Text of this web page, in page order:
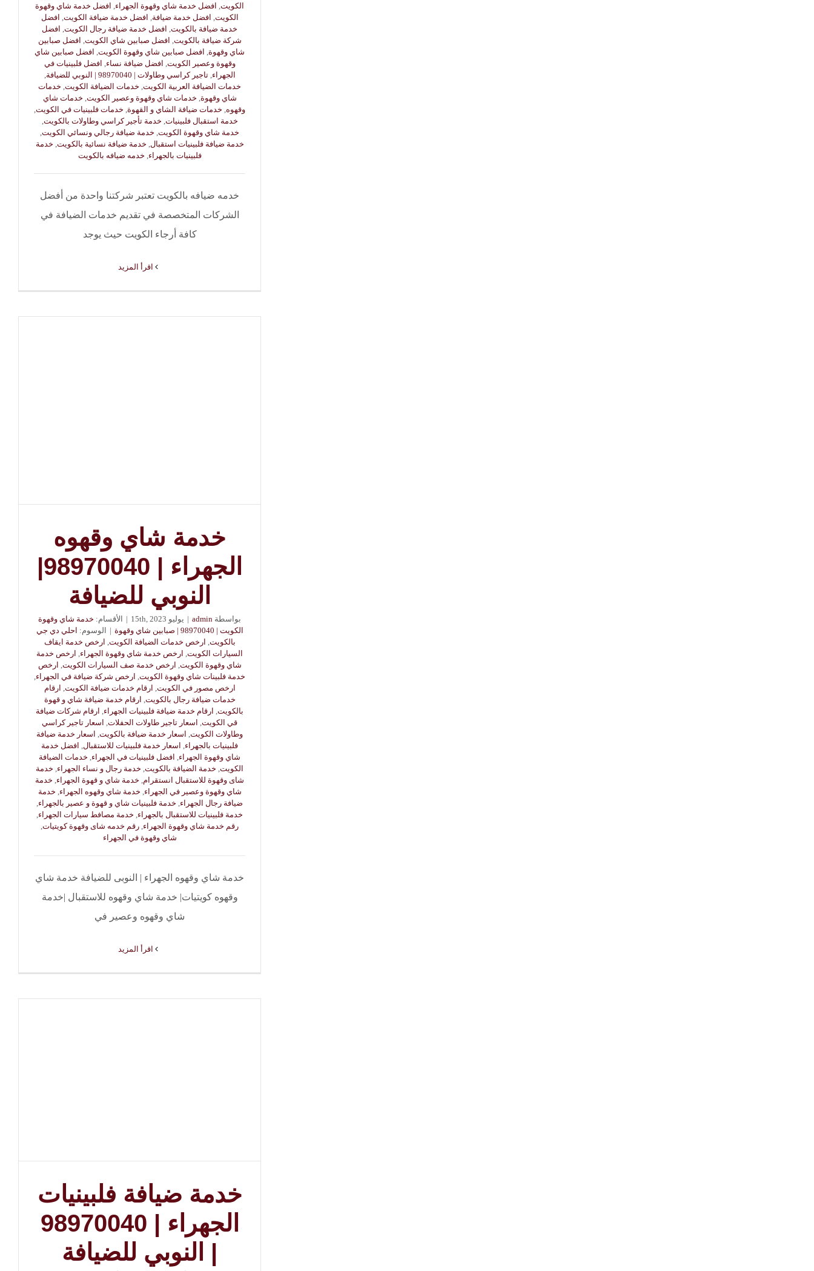
الكويت, افضل خدمة شاي وقهوة الجهراء افضل خدمة شاي وقهوة
الكويت افضل خدمة ضيافة افضل خدمة ضيافة الكويت افضل
خدمة ضيافة بالكويت, افضل خدمة ضيافة رجال الكويت, افضل
شركة ضيافة بالكويت افضل صبابين شاي الكويت افضل صبابين
شاي وقهوة افضل صبابين شاي وقهوة الكويت, افضل صبابين شاي
وقهوة وعصير الكويت افضل ضيافة نساء افضل فلبينيات في
الجهراء ,تاجير كراسي وطاولات | 98970040 | النوبي للضيافة
خدمات الضيافة العربية الكويت, خدمات الضيافة الكويت, خدمات
شاي وقهوة خدمات شاي وقهوة وعصير الكويت خدمات شاي
وقهوه خدمات ضيافة الشاي و القهوة خدمات فلبينيات في الكويت,
خدمة استقبال فلبينيات خدمة تأجير كراسي وطاولات بالكويت
خدمة شاي وقهوة الكويت, خدمة ضيافة رجالي ونسائي الكويت,
خدمة ضيافة فلبينيات استقبال خدمة ضيافة نسائية بالكويت خدمة
فلبينيات بالجهراء خدمه ضيافه بالكويت
خدمه ضيافه بالكويت تعتبر شركتنا واحدة من أفضل
الشركات المتخصصة في تقديم خدمات الضيافة في
كافة أرجاء الكويت حيث يوجد
‫اقرأ المزيد
خدمة شاي وقهوه
الجهراء | 98970040|
النوبي للضيافة
بواسطة admin
| يوليو 15th, 2023 | الأقسام: خدمة شاي وقهوة
الكويت | 98970040 | صبابين شاي وقهوة
| الوسوم: احلي دي جي
بالكويت, ارخص خدمات الضيافة الكويت, ارخص خدمة ايقاف
السيارات الكويت, ارخص خدمة شاي وقهوة الجهراء, ارخص خدمة
شاي وقهوة الكويت, ارخص خدمة صف السيارات الكويت, ارخص
خدمة فلبينات شاي وقهوة الكويت, ارخص شركة ضيافة في الجهراء,
ارخص مصور في الكويت, ارقام خدمات ضيافة الكويت, ارقام
خدمات ضيافة رجال بالكويت, ارقام خدمة ضيافة شاي و قهوة
بالكويت, ارقام خدمة ضيافة فلبينيات الجهراء, ارقام شركات ضيافة
قي الكويت, اسعار تاجير طاولات الحفلات, اسعار تاجير كراسي
وطاولات الكويت, اسعار خدمة ضيافة بالكويت, اسعار خدمة ضيافة
فلبينيات بالجهراء, اسعار خدمة فلبينيات للاستقبال, افضل خدمة
شاي وقهوة الجهراء, افضل فلبينيات في الجهراء, خدمات الضيافة
الكويت, خدمة الضيافة بالكويت, خدمة رجال و نساء الجهراء, خدمة
شاى وقهوة للاستقبال انستقرام, خدمة شاي و قهوة الجهراء, خدمة
شاي وقهوة وعصير في الجهراء, خدمة شاي وقهوه الجهراء, خدمة
ضيافة رجال الجهراء, خدمة فلبينيات شاي و قهوة و عصير بالجهراء,
خدمة فلبينيات للاستقبال بالجهراء, خدمة مصافط سيارات الجهراء,
رقم خدمة شاي وقهوة الجهراء, رقم خدمه شاى وقهوة كويتيات,
شاي وقهوة في الجهراء
خدمة شاي وقهوه الجهراء | النوبى للضيافة خدمة شاي
وقهوه كويتيات| خدمة شاي وقهوه للاستقبال |خدمة
شاي وقهوه وعصير في
‫اقرأ المزيد
خدمة ضيافة فلبينيات
الجهراء | 98970040
| النوبي للضيافة